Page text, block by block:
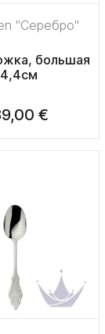
"Серебро"
большая
€